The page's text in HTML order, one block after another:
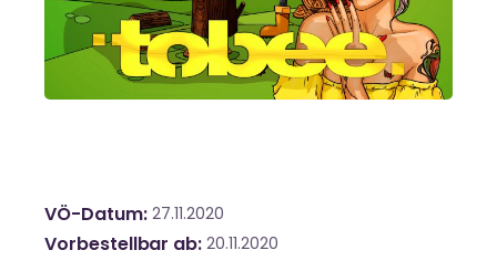
VÖ-Datum 27.11.2020
Vorbestellbar ab 20.11.2020